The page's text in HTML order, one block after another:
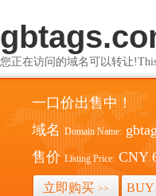
您正在访问的域名可以转让!This
一口价出售中！
域名 Domain Name:
售价 Listing Price: CNY
立即购买 >> BUY